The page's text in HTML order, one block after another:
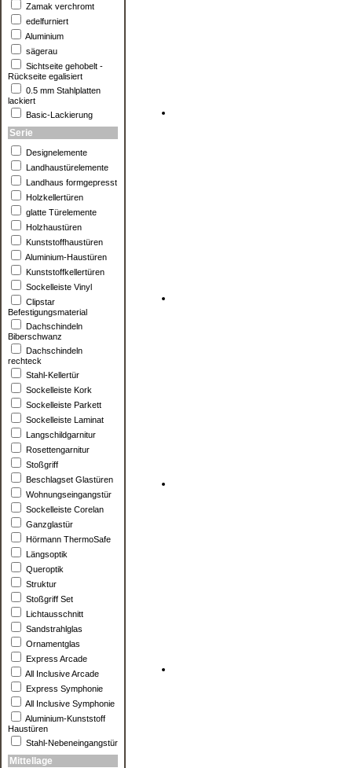
Zamak verchromt
edelfurniert
Aluminium
sägerau
Sichtseite gehobelt -
Rückseite egalisiert
0.5 mm Stahlplatten
lackiert
Basic-Lackierung
Serie
Designelemente
Landhaustürelemente
Landhaus formgepresst
Holzkellertüren
glatte Türelemente
Holzhaustüren
Kunststoffhaustüren
Aluminium-Haustüren
Kunststoffkellertüren
Sockelleiste Vinyl
Clipstar
Befestigungsmaterial
Dachschindeln
Biberschwanz
Dachschindeln
rechteck
Stahl-Kellertür
Sockelleiste Kork
Sockelleiste Parkett
Sockelleiste Laminat
Langschildgarnitur
Rosettengarnitur
Stoßgriff
Beschlagset Glastüren
Wohnungseingangstür
Sockelleiste Corelan
Ganzglastür
Hörmann ThermoSafe
Längsoptik
Queroptik
Struktur
Stoßgriff Set
Lichtausschnitt
Sandstrahlglas
Ornamentglas
Express Arcade
All Inclusive Arcade
Express Symphonie
All Inclusive Symphonie
Aluminium-Kunststoff
Haustüren
Stahl-Nebeneingangstür
Mittellage